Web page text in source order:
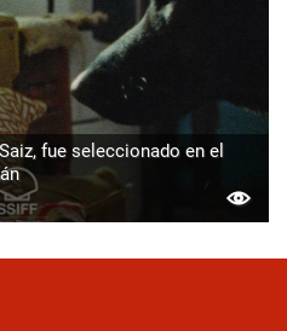
fue seleccionado en el